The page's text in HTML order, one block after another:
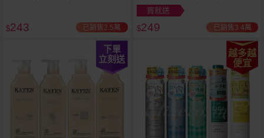
$243 已銷售2.5萬
買就送
$249 已銷售3.4萬
下單
立刻送
越多越
便宜